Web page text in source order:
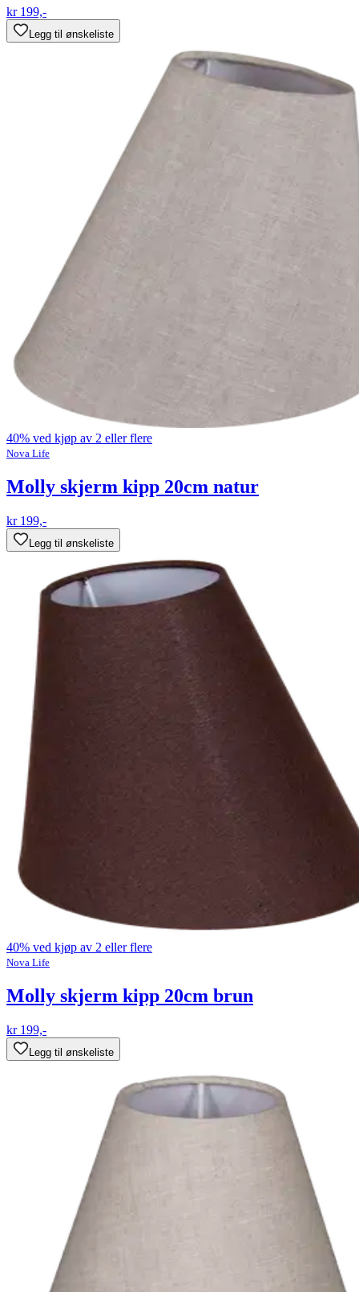
kr 199,-
Legg til ønskeliste
40% ved kjøp av 2 eller flere
Nova Life
Molly skjerm kipp 20cm natur
kr 199,-
Legg til ønskeliste
40% ved kjøp av 2 eller flere
Nova Life
Molly skjerm kipp 20cm brun
kr 199,-
Legg til ønskeliste